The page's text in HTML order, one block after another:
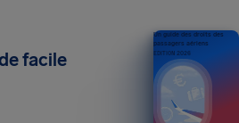
facile
Un guide des droits des
passagers aériens
ÉDITION 2026